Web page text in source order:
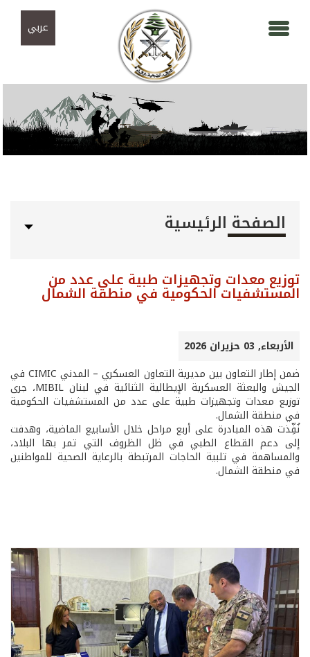
عربي
الصفحة الرئيسية
توزيع معدات وتجهيزات طبية على عدد من
المستشفيات الحكومية في منطقة الشمال
الأربعاء, 03 حزيران 2026
ضمن إطار التعاون بين مديرية التعاون العسكري – المدني CIMIC في
الجيش والبعثة العسكرية الإيطالية الثنائية في لبنان MIBIL، جرى
توزيع معدات وتجهيزات طبية على عدد من المستشفيات الحكومية
في منطقة الشمال.
نُفِّذت هذه المبادرة على أربع مراحل خلال الأسابيع الماضية، وهدفت
إلى دعم القطاع الطبي في ظل الظروف التي تمر بها البلاد،
والمساهمة في تلبية الحاجات المرتبطة بالرعاية الصحية للمواطنين
في منطقة الشمال.